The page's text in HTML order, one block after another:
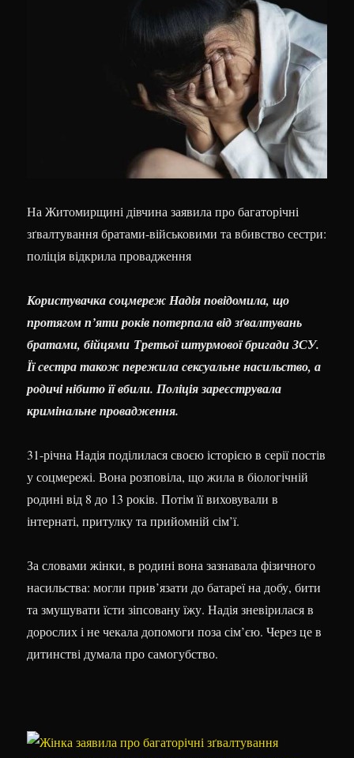
На Житомирщині дівчина заявила про багаторічні
зґвалтування братами-військовими та вбивство сестри:
поліція відкрила провадження
Користувачка соцмереж Надія повідомила, що
протягом п’яти років потерпала від зґвалтувань
братами, бійцями Третьої штурмової бригади ЗСУ.
Її сестра також пережила сексуальне насильство, а
родичі нібито її вбили. Поліція зареєструвала
кримінальне провадження.
31-річна Надія поділилася своєю історією в серії постів
у соцмережі. Вона розповіла, що жила в біологічній
родині від 8 до 13 років. Потім її виховували в
інтернаті, притулку та прийомній сім’ї.
За словами жінки, в родині вона зазнавала фізичного
насильства: могли прив’язати до батареї на добу, бити
та змушувати їсти зіпсовану їжу. Надія зневірилася в
дорослих і не чекала допомоги поза сім’єю. Через це в
дитинстві думала про самогубство.